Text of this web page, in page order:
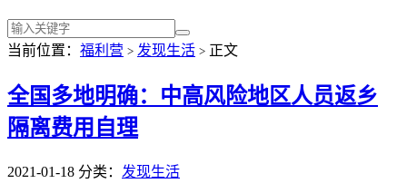
当前位置： 福利营 > 发现生活 > 正文
全国多地明确：中高风险地区人员返乡
隔离费用自理
2021-01-18 分类： 发现生活